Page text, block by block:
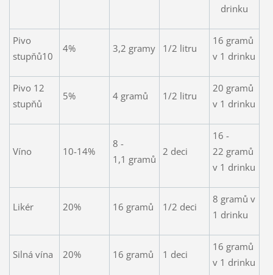
drinku
Pivo
stupňů10
4% 3,2 gramy 1/2 litru
16 gramů
v 1 drinku
Pivo 12
stupňů
5% 4 gramů 1/2 litru
20 gramů
v 1 drinku
Víno 10-14%
8 -
1,1 gramů
2 deci
16 -
22 gramů
v 1 drinku
Likér 20% 16 gramů 1/2 deci
8 gramů v
1 drinku
Silná vína 20% 16 gramů 1 deci
16 gramů
v 1 drinku